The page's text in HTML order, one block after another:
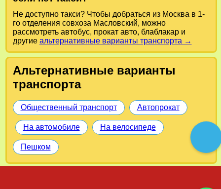
Не доступно такси? Чтобы добраться из Москва в 1-
го отделения совхоза Масловский, можно
рассмотреть автобус, прокат авто, блаблакар и
другие альтернативные варианты транспорта →
Альтернативные варианты
транспорта
Общественный транспорт Автопрокат
На автомобиле На велосипеде
Пешком